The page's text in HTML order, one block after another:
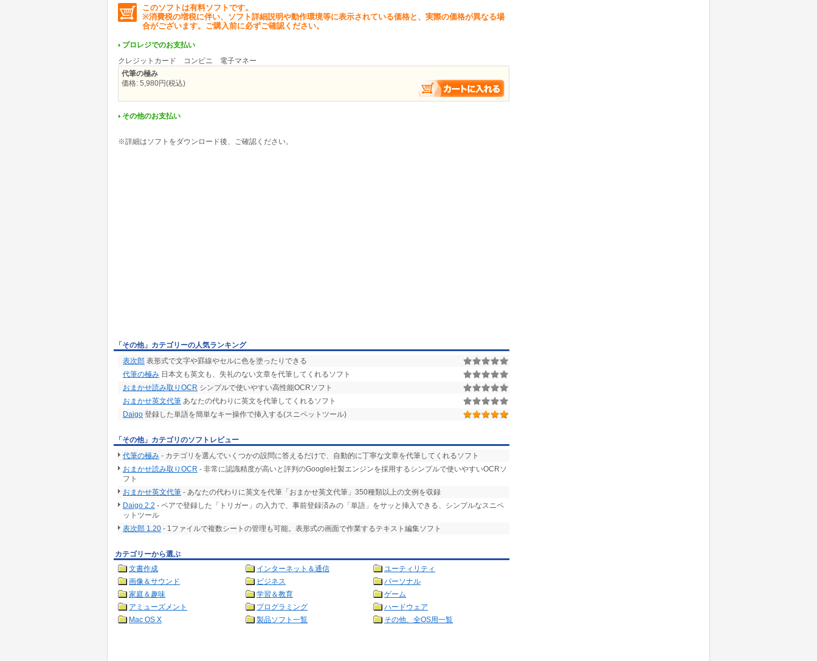
このソフトは有料ソフトです。
※消費税の増税に伴い、ソフト詳細説明や動作環境等に表示されている価格と、実際の価格が異なる場
合がございます。ご購入前に必ずご確認ください。
プロレジでのお支払い
クレジットカード コンビニ 電子マネー
代筆の極み
価格: 5,980円(税込)
その他のお支払い
※詳細はソフトをダウンロード後、ご確認ください。
「その他」カテゴリーの人気ランキング
表次郎 表形式で文字や罫線やセルに色を塗ったりできる
代筆の極み 日本文も英文も、失礼のない文章を代筆してくれるソフト
おまかせ読み取りOCR シンプルで使いやすい高性能OCRソフト
おまかせ英文代筆 あなたの代わりに英文を代筆してくれるソフト
Daigo 登録した単語を簡単なキー操作で挿入する(スニペットツール)
「その他」カテゴリのソフトレビュー
代筆の極み - カテゴリを選んでいくつかの設問に答えるだけで、自動的に丁寧な文章を代筆してくれるソフト
おまかせ読み取りOCR - 非常に認識精度が高いと評判のGoogle社製エンジンを採用するシンプルで使いやすいOCRソ
フト
おまかせ英文代筆 - あなたの代わりに英文を代筆「おまかせ英文代筆」350種類以上の文例を収録
Daigo 2.2 - ペアで登録した「トリガー」の入力で、事前登録済みの「単語」をサッと挿入できる、シンプルなスニペ
ットツール
表次郎 1.20 - 1ファイルで複数シートの管理も可能。表形式の画面で作業するテキスト編集ソフト
カテゴリーから選ぶ
文書作成
インターネット＆通信
ユーティリティ
画像＆サウンド
ビジネス
パーソナル
家庭＆趣味
学習＆教育
ゲーム
アミューズメント
プログラミング
ハードウェア
Mac OS X
製品ソフト一覧 その他、全OS用一覧